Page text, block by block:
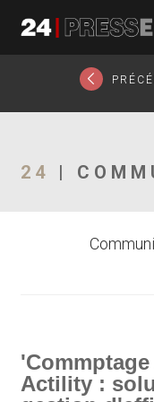
24Presse -
Communiqués de
24 |
Actility :